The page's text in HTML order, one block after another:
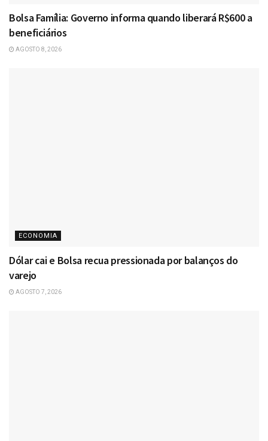
Bolsa Família: Governo informa quando liberará R$600 a
beneficiários
AGOSTO 8, 2026
ECONOMIA
Dólar cai e Bolsa recua pressionada por balanços do
varejo
AGOSTO 7, 2026